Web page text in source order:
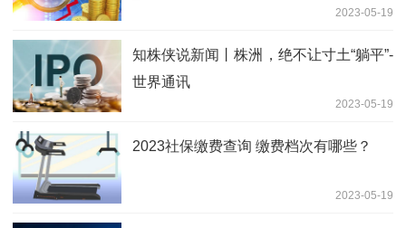
2023-05-19
知株侠说新闻丨株洲，绝不让寸土“躺平”-
世界通讯
2023-05-19
2023社保缴费查询 缴费档次有哪些？
2023-05-19